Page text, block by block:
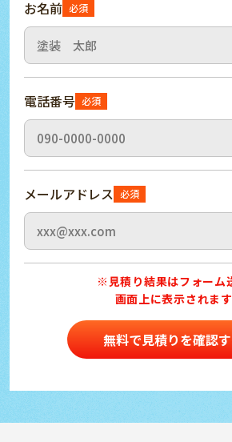
お名前 必須
電話番号 必須
メールアドレス 必須
※見積り結果はフォーム
画面上に表示されます
無料で見積りを確認